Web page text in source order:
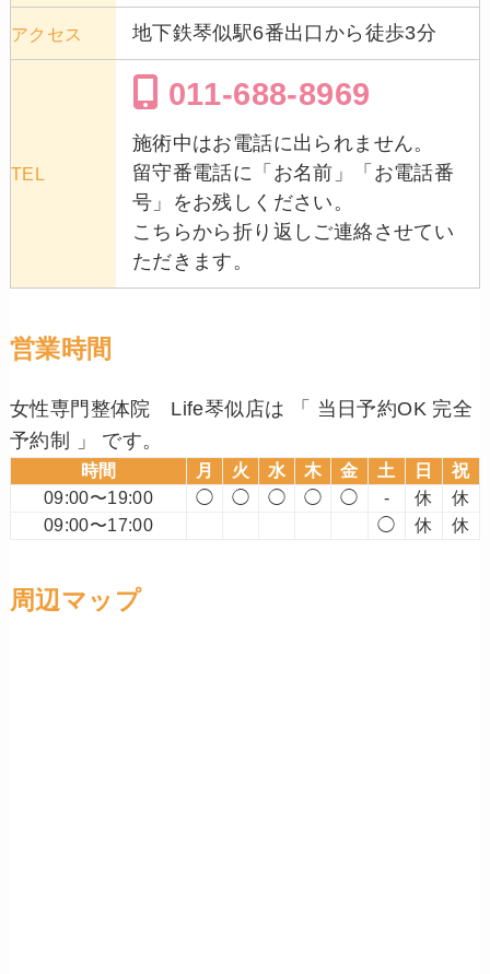
アクセス 地下鉄琴似駅6番出口から徒歩3分
TEL
011-688-8969
施術中はお電話に出られません。
留守番電話に「お名前」「お電話番
号」をお残しください。
こちらから折り返しご連絡させてい
ただきます。
営業時間
女性専門整体院 Life琴似店は 「 当日予約OK 完全
予約制 」 です。
時間 月 火 水 木 金 土 日
祝
09:00〜19:00
◯ ◯ ◯ ◯ ◯ - 休
休
09:00〜17:00
◯ 休 休
周辺マップ